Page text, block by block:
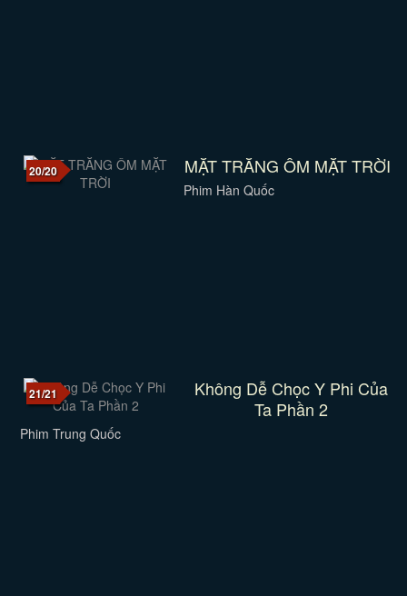
20/20 MẶT TRĂNG ÔM MẶT TRỜI
Phim Hàn Quốc
21/21
Không Dễ Chọc Y Phi Của
Ta Phần 2
Phim Trung Quốc